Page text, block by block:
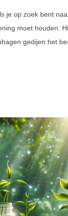
je op zoek bent
moet houden.
gedijen het